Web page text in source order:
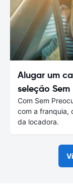
Alugar um
seleção
Com Sem
com a franquia,
da locadora.